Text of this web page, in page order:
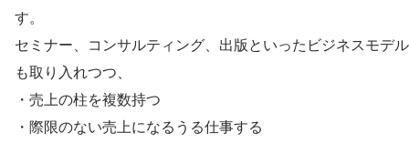
す。
セミナー、コンサルティング、出版といったビジネスモデル
も取り入れつつ、
・売上の柱を複数持つ
・際限のない売上になるうる仕事する